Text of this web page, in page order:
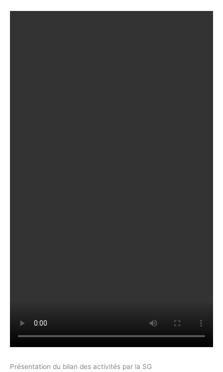
Présentation du bilan des activités par la SG